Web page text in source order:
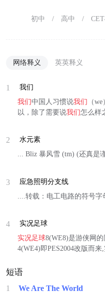
初中 / 高中 /
网络释义 英英释义
1
我们
我们中国人习惯说我们 （
以，除了需要说我们怎么样
2
水元素
... Bliz 暴风雪 (tm) (还真是
3
应急照明分支线
....转载：电工电路的符号
4
实况足球
实况足球8(WE8)是游侠网
4(WE4)即PES2004改版而
短语
1 We Are The World